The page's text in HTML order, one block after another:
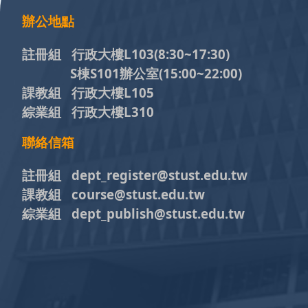
辦公地點
註冊組 行政大樓L103(8:30~17:30)
S棟S101辦公室(15:00~22:00)
課教組 行政大樓L105
綜業組 行政大樓L310
聯絡信箱
註冊組 dept_register@stust.edu.tw
課教組 course@stust.edu.tw
綜業組 dept_publish@stust.edu.tw